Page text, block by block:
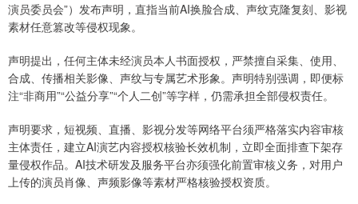
演员委员会”）发布声明，直指当前AI换脸合成、声纹克隆复刻、影视
素材任意篡改等侵权现象。
声明提出，任何主体未经演员本人书面授权，严禁擅自采集、使用、
合成、传播相关影像、声纹与专属艺术形象。声明特别强调，即便标
注“非商用”“公益分享”“个人二创”等字样，仍需承担全部侵权责任。
声明要求，短视频、直播、影视分发等网络平台须严格落实内容审核
主体责任，建立AI演艺内容授权核验长效机制，立即全面排查下架存
量侵权作品。AI技术研发及服务平台亦须强化前置审核义务，对用户
上传的演员肖像、声频影像等素材严格核验授权资质。